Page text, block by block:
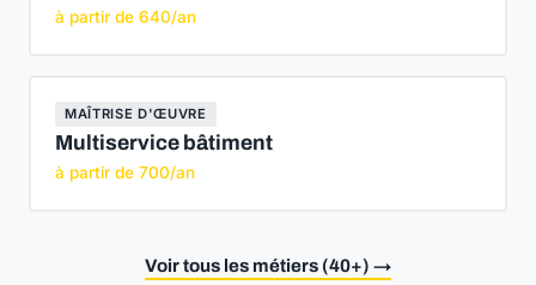
à partir de 640/an
MAÎTRISE D'ŒUVRE
Multiservice bâtiment
à partir de 700/an
Voir tous les métiers (40+) →